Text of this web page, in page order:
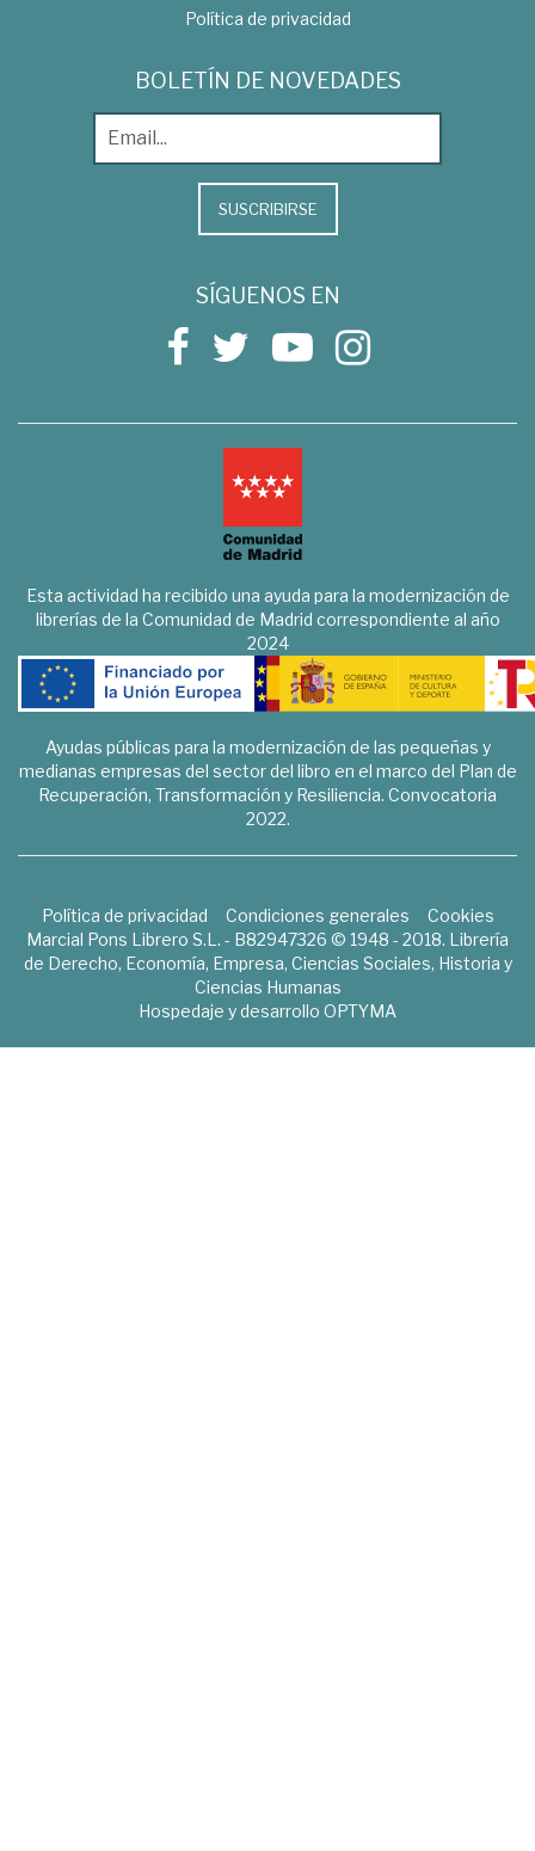
Política de privacidad
BOLETÍN DE NOVEDADES
SUSCRIBIRSE
SÍGUENOS EN
Esta actividad ha recibido una ayuda para la modernización de
librerías de la Comunidad de Madrid correspondiente al año
2024
Ayudas públicas para la modernización de las pequeñas y
medianas empresas del sector del libro en el marco del Plan de
Recuperación, Transformación y Resiliencia. Convocatoria
2022.
Política de privacidad Condiciones generales
Cookies
Marcial Pons Librero S.L. - B82947326 © 1948 - 2018. Librería
de Derecho, Economía, Empresa, Ciencias Sociales, Historia y
Ciencias Humanas
Hospedaje y desarrollo OPTYMA